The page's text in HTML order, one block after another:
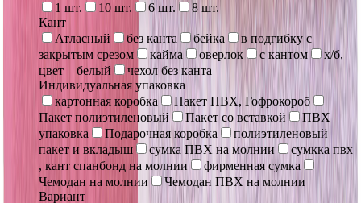
1 шт.
10 шт. 6 шт.
8 шт.
Кант
Атласный
без канта бейка
в подгибку с
закрытым срезом
кайма оверлок с кантом
х/б,
цвет – белый
чехол без канта
Индивидуальная упаковка
картонная коробка
Пакет ПВХ, Гофрокороб
Пакет полиэтиленовый
Пакет со вставкой
ПВХ
упаковка
Подарочная коробка
полиэтиленовый
пакет и вкладыш
сумка ПВХ на молнии
сумкка пвх
, кант спанбонд на молнии
фирменная сумка
Чемодан на молнии
Чемодан ПВХ на молнии
Вариант